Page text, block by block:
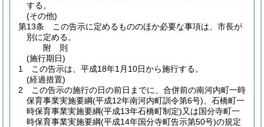
する。
(その他)
第13条
この告示に定めるもののほか必要な事項は、市長が
別に定める。
附 則
(施行期日)
1
この告示は、平成18年1月10日から施行する。
(経過措置)
2
この告示の施行の日の前日までに、合併前の南河内町一時
保育事業実施要綱(平成12年南河内町訓令第6号) 、石橋町一
時保育事業実施要綱(平成13年石橋町制定)又は国分寺町一
時保育事業実施要綱(平成14年国分寺町告示第50号)の規定